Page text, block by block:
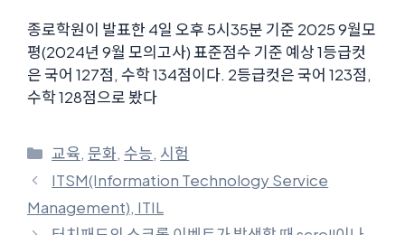
종로학원이 발표한 4일 오후 5시35분 기준 2025 9월모
평(2024년 9월 모의고사) 표준점수 기준 예상 1등급컷
은 국어 127점, 수학 134점이다. 2등급컷은 국어 123점,
수학 128점으로 봤다
카
테
고
리
교육,문화,수능, 시험
ITSM(Information Technology Service
Management), ITIL